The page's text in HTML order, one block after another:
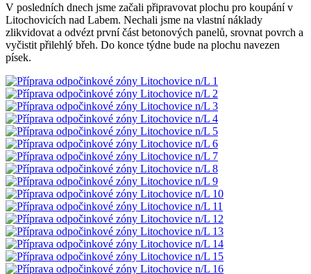
V posledních dnech jsme začali připravovat plochu pro koupání v
Litochovicích nad Labem. Nechali jsme na vlastní náklady
zlikvidovat a odvézt první část betonových panelů, srovnat povrch a
vyčistit přilehlý břeh. Do konce týdne bude na plochu navezen
písek.